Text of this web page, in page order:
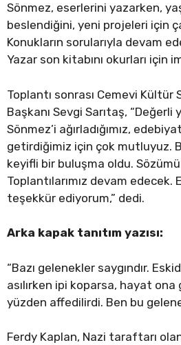
Sönmez, eserlerini yazarken,
beslendiğini, yeni projeleri için
Konukların sorularıyla devam
Yazar son kitabını okurları için
Toplantı sonrası Cemevi Kültür
Başkanı Sevgi Sarıtaş, “Değerli
Sönmez’i ağırladığımız,
getirdiğimiz için çok mutluyuz.
keyifli bir buluşma oldu.
Toplantılarımız devam
teşekkür ediyorum,” dedi.
Arka kapak tanıtım yazısı:
“Bazı gelenekler saygındır.
asılırken ipi koparsa, hayat ona
yüzden affedilirdi. Ben bu
Ferdy Kaplan, Nazi taraftarı